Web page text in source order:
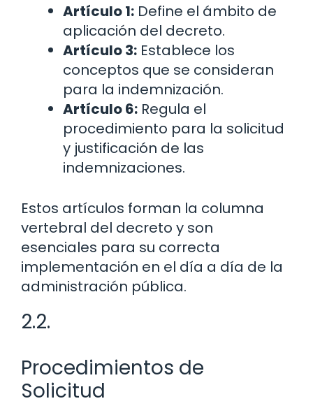
Artículo 1: Define el ámbito de
aplicación del decreto.
Artículo 3: Establece los
conceptos que se consideran
para la indemnización.
Artículo 6: Regula el
procedimiento para la solicitud
y justificación de las
indemnizaciones.
Estos artículos forman la columna
vertebral del decreto y son
esenciales para su correcta
implementación en el día a día de la
administración pública.
2.2.
Procedimientos de
Solicitud